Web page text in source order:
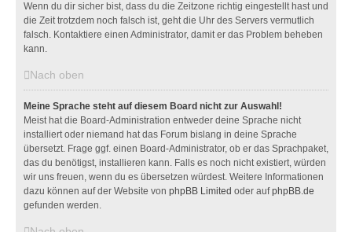
Wenn du dir sicher bist, dass du die Zeitzone richtig eingestellt hast und
die Zeit trotzdem noch falsch ist, geht die Uhr des Servers vermutlich
falsch. Kontaktiere einen Administrator, damit er das Problem beheben
kann.
Nach oben
Meine Sprache steht auf diesem Board nicht zur Auswahl!
Meist hat die Board-Administration entweder deine Sprache nicht
installiert oder niemand hat das Forum bislang in deine Sprache
übersetzt. Frage ggf. einen Board-Administrator, ob er das Sprachpaket,
das du benötigst, installieren kann. Falls es noch nicht existiert, würden
wir uns freuen, wenn du es übersetzen würdest. Weitere Informationen
dazu können auf der Website von phpBB Limited oder aufphpBB.de
gefunden werden.